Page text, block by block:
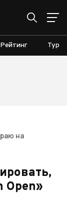
Рейтинг
на
Open»